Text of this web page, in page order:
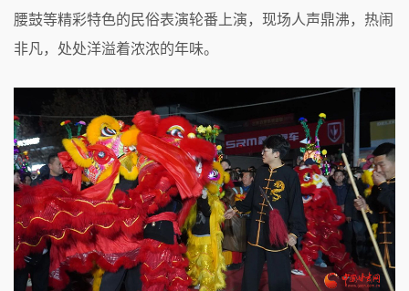
腰鼓等精彩特色的民俗表演轮番上演，现场人声鼎沸，热闹
非凡，处处洋溢着浓浓的年味。